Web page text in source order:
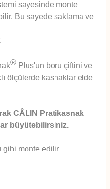
sayesinde monte
Bu sayede saklama ve
® Plus'un boru çiftini ve
ölçülerde kasnaklar elde
CÂLIN Pratikasnak
büyütebilirsiniz.
gibi monte edilir.